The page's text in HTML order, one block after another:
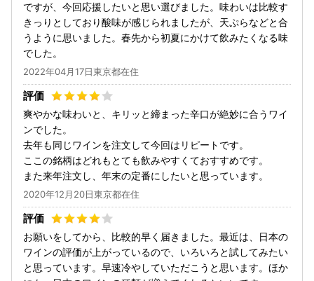
ですが、今回応援したいと思い選びました。味わいは比較す
きっりとしており酸味が感じられましたが、天ぷらなどと合
うように思いました。春先から初夏にかけて飲みたくなる味
でした。
2022年04月17日東京都在住
爽やかな味わいと、キリッと締まった辛口が絶妙に合うワイ
ンでした。
去年も同じワインを注文して今回はリピートです。
ここの銘柄はどれもとても飲みやすくておすすめです。
また来年注文し、年末の定番にしたいと思っています。
2020年12月20日東京都在住
お願いをしてから、比較的早く届きました。最近は、日本の
ワインの評価が上がっているので、いろいろと試してみたい
と思っています。早速冷やしていただこうと思います。ほか